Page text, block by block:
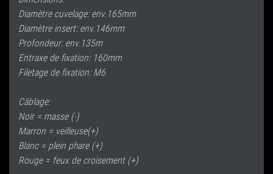
Diamètre cuvelage: env.165mm
Diamètre insert: env.146mm
Profondeur: env.135m
Entraxe de fixation: 160mm
Filetage de fixation: M6
Câblage:
Noir = masse (-)
Marron = veilleuse(+)
Blanc = plein phare (+)
Rouge = feux de croisement (+)